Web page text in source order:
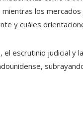
los
y cuáles
el escrutinio judicial